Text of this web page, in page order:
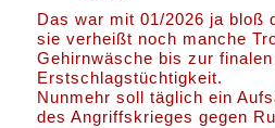
Das war mit 01/2026 ja bloß
sie verheißt noch manche
Gehirnwäsche bis zur finalen
Erstschlagstüchtigkeit.
Nunmehr soll täglich ein
des Angriffskrieges gegen